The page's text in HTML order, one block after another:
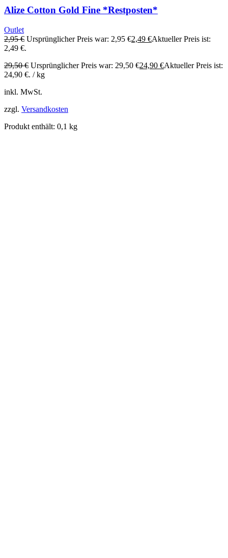
Alize Cotton Gold Fine *Restposten*
Outlet
2,95€ Ursprünglicher Preis war: 2,95 €2,49 €Aktueller Preis ist:
2,49 €.
29,50€ Ursprünglicher Preis war: 29,50 €24,90 €Aktueller Preis ist:
24,90 €. /kg
inkl. MwSt.
zzgl. Versandkosten
Produkt enthält: 0,1 kg